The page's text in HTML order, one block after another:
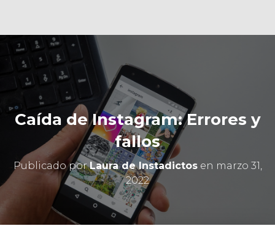
Caída de Instagram: Errores y
fallos
Publicado porLaura de Instadictosen marzo 31,
2022